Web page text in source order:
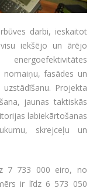
darbi, ieskaitot
iekšējo un ārējo
nomaiņu, fasādes un
Projekta
jaunas taktiskās
labiekārtošanas
skrejceļu un
7 733 000 eiro, no
ir līdz 6 573 050